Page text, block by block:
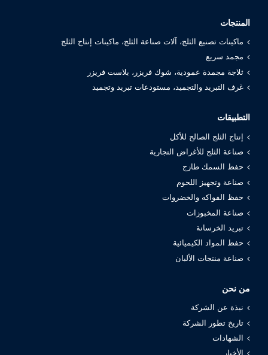
المنتجات
ماكينات تصنيع الثلج، آلات صناعة الثلج، ماكينات إنتاج الثلج
مجمد سريع
ثلاجة مجمدة عمودية، شوك فريزر، بلاست فريزر
غرف التبريد والتجميد، مستودعات تبريد وتجميد
التطبيقات
إنتاج الثلج الصالح للأكل
صناعة الثلج للأغراض التجارية
حفظ السمك طازج
صناعة وتجهيز اللحوم
حفظ الفواكه والخضروات
صناعة المخبوزات
تبريد الخرسانة
حفظ المواد الكيميائية
صناعة منتجات الألبان
من نحن
نبذة عن الشركة
تاريخ تطور الشركة
الشهادات